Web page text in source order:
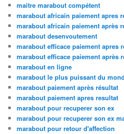
maitre marabout compétent
marabout africain paiement apres
marabout africain paiement après
marabout desenvoutement
marabout efficace paiement apres
marabout efficace paiement après
marabout en ligne
marabout le plus puissant du
marabout paiement après résultat
marabout paiement apres resultat
marabout pour recuperer son ex
marabout pour recuperer son ex
marabout pour retour d'affection